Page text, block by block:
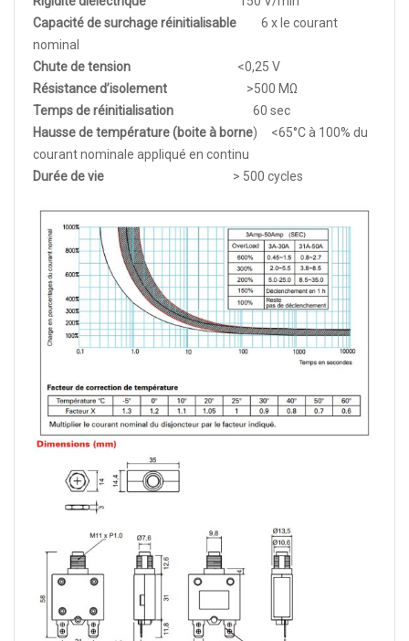
Capacité de surchage réinitialisable
6 x le courant
nominal
Chute de tension
<0,25 V
Résistance d’isolement
>500 MΩ
Temps de réinitialisation
60 sec
Hausse de température (boite à borne) <65°C à 100% du
courant nominale appliqué en continu
Durée de vie
> 500 cycles